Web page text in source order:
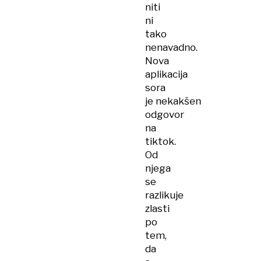
niti
ni
tako
nenavadno.
Nova
aplikacija
sora
je nekakšen
odgovor
na
tiktok.
Od
njega
se
razlikuje
zlasti
po
tem,
da